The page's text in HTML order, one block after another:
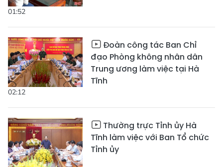
01:52
02:12
Đoàn công tác Ban Chỉ
đạo Phòng không nhân dân
Trung ương làm việc tại Hà
Tĩnh
Thường trực Tỉnh ủy Hà
Tĩnh làm việc với Ban Tổ chức
Tỉnh ủy